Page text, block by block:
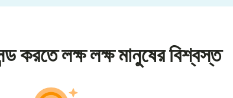
করতে লক্ষ লক্ষ মানুষের বিশ্বস্ত